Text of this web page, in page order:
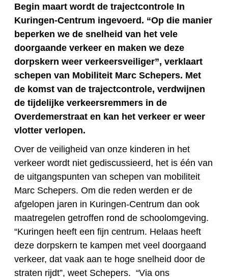
Begin maart wordt de trajectcontrole In
Kuringen-Centrum ingevoerd. “Op die manier
beperken we de snelheid van het vele
doorgaande verkeer en maken we deze
dorpskern weer verkeersveiliger”, verklaart
schepen van Mobiliteit Marc Schepers. Met
de komst van de trajectcontrole, verdwijnen
de tijdelijke verkeersremmers in de
Overdemerstraat en kan het verkeer er weer
vlotter verlopen.
Over de veiligheid van onze kinderen in het
verkeer wordt niet gediscussieerd, het is één van
de uitgangspunten van schepen van mobiliteit
Marc Schepers. Om die reden werden er de
afgelopen jaren in Kuringen-Centrum dan ook
maatregelen getroffen rond de schoolomgeving.
“Kuringen heeft een fijn centrum. Helaas heeft
deze dorpskern te kampen met veel doorgaand
verkeer, dat vaak aan te hoge snelheid door de
straten rijdt”, weet Schepers. “Via ons